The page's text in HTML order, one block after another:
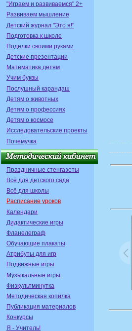
"Играем и развиваемся" 2+
Развиваем мышление
Детский журнал "Это я!"
Подготовка к школе
Поделки своими руками
Детские презентации
Математика детям
Учим буквы
Послушный карандаш
Детям о животных
Детям о профессиях
Детям о космосе
Исследовательские проекты
Почемучка
Праздничные стенгазеты
Всё для детского сада
Всё для школы
Расписание уроков
Календари
Дидактические игры
Фланелеграф
Обучающие плакаты
Атрибуты для игр
Подвижные игры
Музыкальные игры
Физкультминутка
Методическая копилка
Публикация материалов
Конкурсы
Я - Учитель!